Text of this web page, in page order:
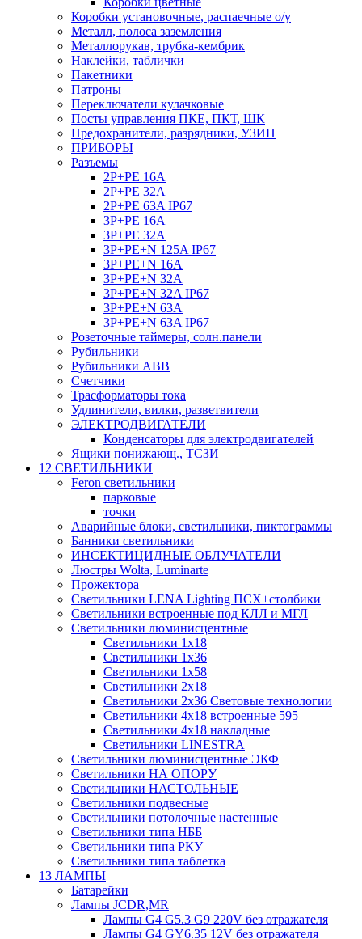
Коробки установочные, распаечные о/у
Металл, полоса заземления
Металлорукав, трубка-кембрик
Наклейки, таблички
Пакетники
Патроны
Переключатели кулачковые
Посты управления ПКЕ, ПКТ, ШК
Предохранители, разрядники, УЗИП
ПРИБОРЫ
Разъемы
2P+PE 16A
2P+PE 32A
2P+PE 63A IP67
3P+PE 16A
3P+PE 32A
3P+PE+N 125A IP67
3P+PE+N 16A
3P+PE+N 32A
3P+PE+N 32A IP67
3P+PE+N 63A
3P+PE+N 63A IP67
Розеточные таймеры, солн.панели
Рубильники
Рубильники ABB
Счетчики
Трасформаторы тока
Удлинители, вилки, разветвители
ЭЛЕКТРОДВИГАТЕЛИ
Конденсаторы для электродвигателей
Ящики понижающ., ТСЗИ
12 СВЕТИЛЬНИКИ
Feron светильники
парковые
точки
Аварийные блоки, светильники, пиктограммы
Банники светильники
ИНСЕКТИЦИДНЫЕ ОБЛУЧАТЕЛИ
Люстры Wolta, Luminarte
Прожектора
Светильники LENA Lighting ПСХ+столбики
Светильники встроенные под КЛЛ и МГЛ
Светильники люминисцентные
Светильники 1х18
Светильники 1х36
Светильники 1х58
Светильники 2х18
Светильники 2х36 Световые технологии
Светильники 4х18 встроенные 595
Светильники 4х18 накладные
Светильники LINESTRA
Светильники люминисцентные ЭКФ
Светильники НА ОПОРУ
Светильники НАСТОЛЬНЫЕ
Светильники подвесные
Светильники потолочные настенные
Светильники типа НББ
Светильники типа РКУ
Светильники типа таблетка
13 ЛАМПЫ
Батарейки
Лампы JCDR,MR
Лампы G4 G5.3 G9 220V без отражателя
Лампы G4 GY6.35 12V без отражателя